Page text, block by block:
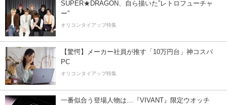
SUPER★DRAGON、自ら描いた”レトロフューチャ
ー”
オリコンタイアップ特集
【驚愕】メーカー社員が推す「10万円台」神コスパ
PC
オリコンタイアップ特集
一番似合う登場人物は…『VIVANT』限定ウオッチ